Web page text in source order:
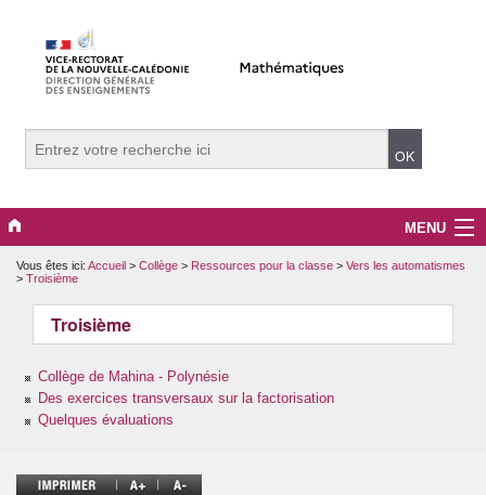
MENU
Evènements
Collège
Lycée
Vers le supérieur
Vous êtes ici: Accueil > Collège > Ressources pour la classe > Vers les automatismes
> Troisième
Troisième
Collège de Mahina - Polynésie
Des exercices transversaux sur la factorisation
Quelques évaluations